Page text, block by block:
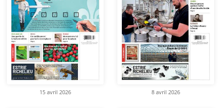
15 avril 2026 8 avril 2026